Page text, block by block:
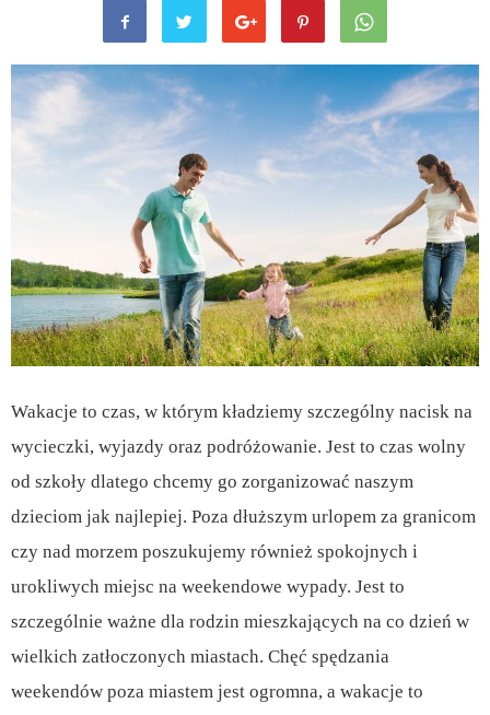
Wakacje to czas, w którym kładziemy szczególny nacisk na
wycieczki, wyjazdy oraz podróżowanie. Jest to czas wolny
od szkoły dlatego chcemy go zorganizować naszym
dzieciom jak najlepiej. Poza dłuższym urlopem za granicom
czy nad morzem poszukujemy również spokojnych i
urokliwych miejsc na weekendowe wypady. Jest to
szczególnie ważne dla rodzin mieszkających na co dzień w
wielkich zatłoczonych miastach. Chęć spędzania
weekendów poza miastem jest ogromna, a wakacje to